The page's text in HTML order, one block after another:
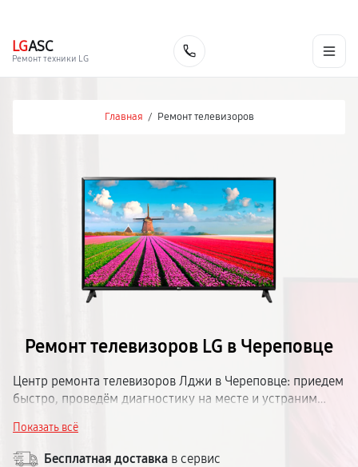
LGASC
Ремонт техники LG
Главная / Ремонт телевизоров
Ремонт телевизоров LG в Череповце
Центр ремонта телевизоров Лджи в Череповце: приедем
быстро, проведём диагностику на месте и устраним
цена — без сюрпризов.
Показать всё
Бесплатная доставка в сервис